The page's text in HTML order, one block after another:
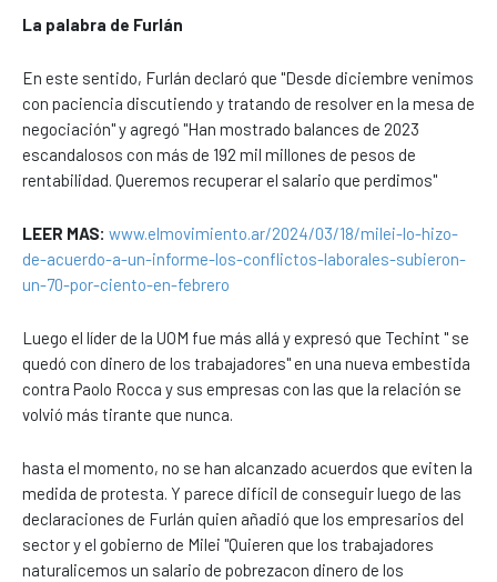
La palabra de Furlán
En este sentido, Furlán declaró que "Desde diciembre venimos
con paciencia discutiendo y tratando de resolver en la mesa de
negociación" y agregó "Han mostrado balances de 2023
escandalosos con más de 192 mil millones de pesos de
rentabilidad. Queremos recuperar el salario que perdimos"
LEER MAS: www.elmovimiento.ar/2024/03/18/milei-lo-hizo-
de-acuerdo-a-un-informe-los-conflictos-laborales-subieron-
un-70-por-ciento-en-febrero
Luego el líder de la UOM fue más allá y expresó que Techint " se
quedó con dinero de los trabajadores" en una nueva embestida
contra Paolo Rocca y sus empresas con las que la relación se
volvió más tirante que nunca.
hasta el momento, no se han alcanzado acuerdos que eviten la
medida de protesta. Y parece difícil de conseguir luego de las
declaraciones de Furlán quien añadió que los empresarios del
sector y el gobierno de Milei "Quieren que los trabajadores
naturalicemos un salario de pobrezacon dinero de los